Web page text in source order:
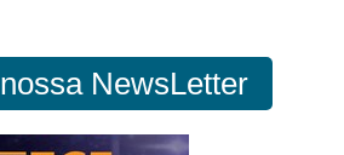
NewsLetter